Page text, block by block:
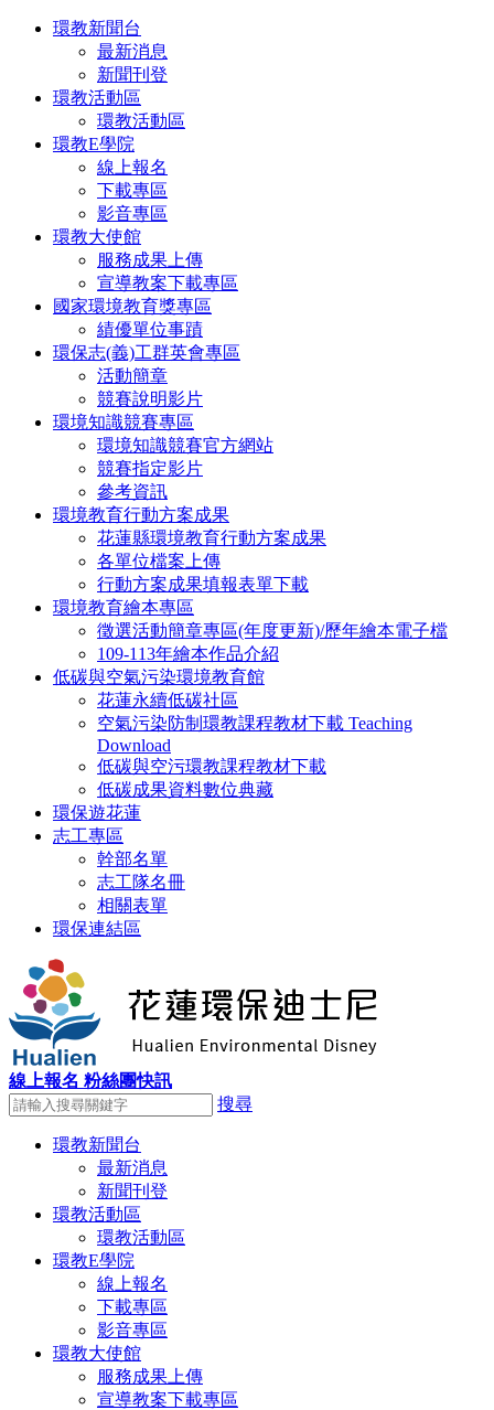
環教新聞台
最新消息
新聞刊登
環教活動區
環教活動區
環教E學院
線上報名
下載專區
影音專區
環教大使館
服務成果上傳
宣導教案下載專區
國家環境教育獎專區
績優單位事蹟
環保志(義)工群英會專區
活動簡章
競賽說明影片
環境知識競賽專區
環境知識競賽官方網站
競賽指定影片
參考資訊
環境教育行動方案成果
花蓮縣環境教育行動方案成果
各單位檔案上傳
行動方案成果填報表單下載
環境教育繪本專區
徵選活動簡章專區(年度更新)/歷年繪本電子檔
109-113年繪本作品介紹
低碳與空氣污染環境教育館
花蓮永續低碳社區
空氣污染防制環教課程教材下載 Teaching
Download
低碳與空污環教課程教材下載
低碳成果資料數位典藏
環保遊花蓮
志工專區
幹部名單
志工隊名冊
相關表單
環保連結區
線上報名 粉絲團快訊
搜尋
環教新聞台
最新消息
新聞刊登
環教活動區
環教活動區
環教E學院
線上報名
下載專區
影音專區
環教大使館
服務成果上傳
宣導教案下載專區